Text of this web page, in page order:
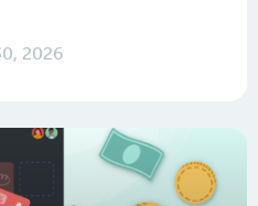
2026